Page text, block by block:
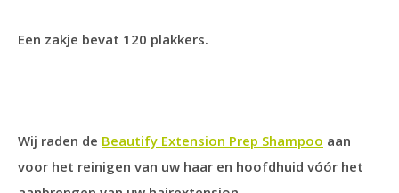
Een zakje bevat 120 plakkers.
Wij raden de Beautify Extension Prep Shampoo aan
voor het reinigen van uw haar en hoofdhuid vóór het